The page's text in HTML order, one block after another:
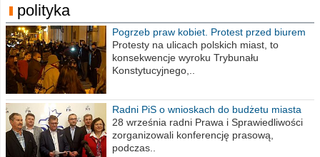
polityka
Pogrzeb praw kobiet. Protest przed biurem
poselskim PiS
Protesty na ulicach polskich miast, to
konsekwencje wyroku Trybunału
Konstytucyjnego,..
Radni PiS o wnioskach do budżetu miasta
na 2021 rok
28 września radni Prawa i Sprawiedliwości
zorganizowali konferencję prasową,
podczas..